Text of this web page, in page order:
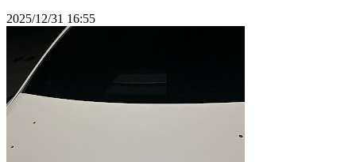
2025/12/31 16:55